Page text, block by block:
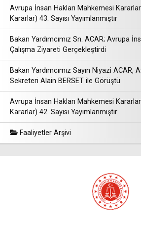
Avrupa İnsan Hakları Mahkemesi
Kararlar) 43. Sayısı Yayımlanmıştır
Bakan Yardımcımız Sn. ACAR; Avrupa
Çalışma Ziyareti Gerçekleştirdi
Bakan Yardımcımız Sayın Niyazi ACAR,
Sekreteri Alain BERSET ile Görüştü
Avrupa İnsan Hakları Mahkemesi
Kararlar) 42. Sayısı Yayımlanmıştır
Faaliyetler Arşivi